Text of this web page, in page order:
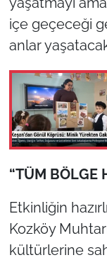
içe geçeceği
anlar
“TÜM BÖLGE
Etkinliğin
Kozköy
kültürlerine
Flaş Haber
Dış
Magazin
İş Dünyası
Bilim
English
Canlı Maç